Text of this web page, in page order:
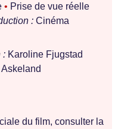
• Prise de vue réelle
: Cinéma
: Karoline Fjugstad
du film, consulter la